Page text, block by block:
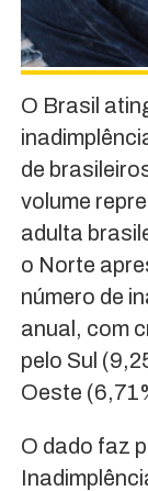
O Brasil
de
volume
adulta
o Norte
número de
anual, com
pelo Sul
Oeste
O dado faz